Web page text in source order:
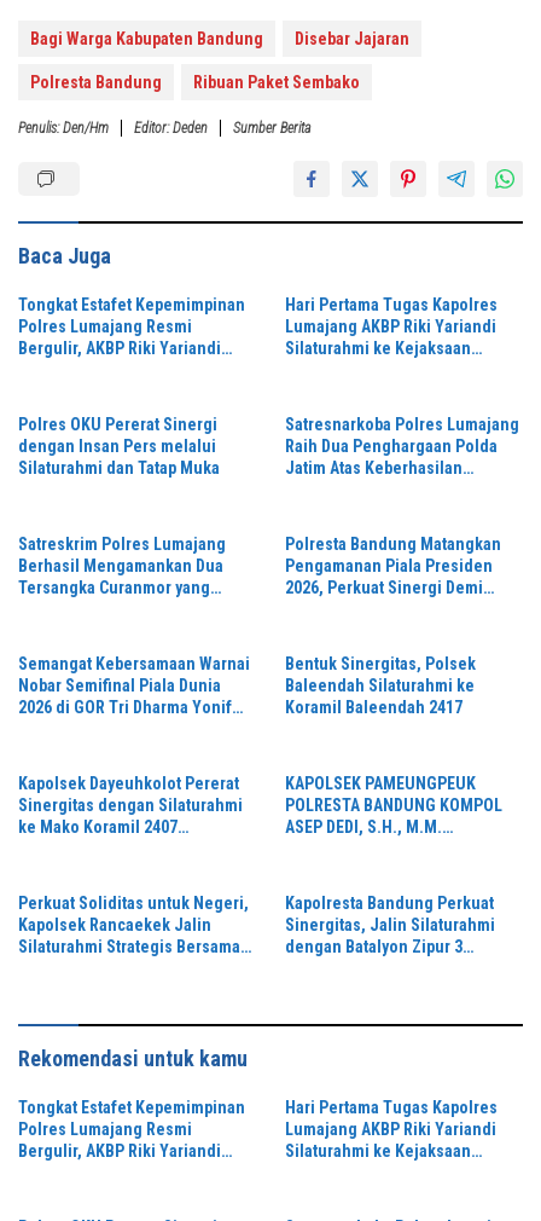
Bagi Warga Kabupaten Bandung Disebar Jajaran
Polresta Bandung Ribuan Paket Sembako
Penulis: Den/Hm Editor: Deden Sumber Berita
Baca Juga
Tongkat Estafet Kepemimpinan
Polres Lumajang Resmi
Bergulir, AKBP Riki Yariandi
Hari Pertama Tugas Kapolres
Lumajang AKBP Riki Yariandi
Silaturahmi ke Kejaksaan
Polres OKU Pererat Sinergi
dengan Insan Pers melalui
Silaturahmi dan Tatap Muka
Satresnarkoba Polres Lumajang
Raih Dua Penghargaan Polda
Jatim Atas Keberhasilan
Satreskrim Polres Lumajang
Berhasil Mengamankan Dua
Tersangka Curanmor yang
Polresta Bandung Matangkan
Pengamanan Piala Presiden
2026, Perkuat Sinergi Demi
Semangat Kebersamaan Warnai
Nobar Semifinal Piala Dunia
2026 di GOR Tri Dharma Yonif
Bentuk Sinergitas, Polsek
Baleendah Silaturahmi ke
Koramil Baleendah 2417
Kapolsek Dayeuhkolot Pererat
Sinergitas dengan Silaturahmi
ke Mako Koramil 2407
KAPOLSEK PAMEUNGPEUK
POLRESTA BANDUNG KOMPOL
ASEP DEDI, S.H., M.M.
SINERGITAS JAGA KEAMANAN
Perkuat Soliditas untuk Negeri,
Kapolsek Rancaekek Jalin
Silaturahmi Strategis Bersama
Kapolresta Bandung Perkuat
Sinergitas, Jalin Silaturahmi
dengan Batalyon Zipur 3
Rekomendasi untuk kamu
Tongkat Estafet Kepemimpinan
Polres Lumajang Resmi
Bergulir, AKBP Riki Yariandi
Hari Pertama Tugas Kapolres
Lumajang AKBP Riki Yariandi
Silaturahmi ke Kejaksaan